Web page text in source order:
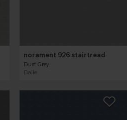
norament 926 stairtread
Dust Grey
Dalle